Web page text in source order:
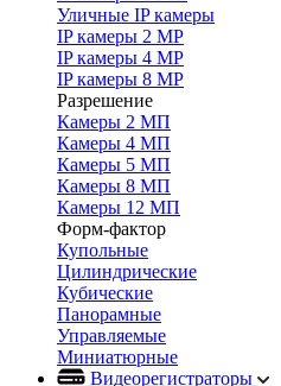
Уличные IP камеры
IP камеры 2 MP
IP камеры 4 MP
IP камеры 8 MP
Разрешение
Камеры 2 МП
Камеры 4 МП
Камеры 5 МП
Камеры 8 МП
Камеры 12 МП
Форм-фактор
Купольные
Цилиндрические
Кубические
Панорамные
Управляемые
Миниатюрные
Видеорегистраторы